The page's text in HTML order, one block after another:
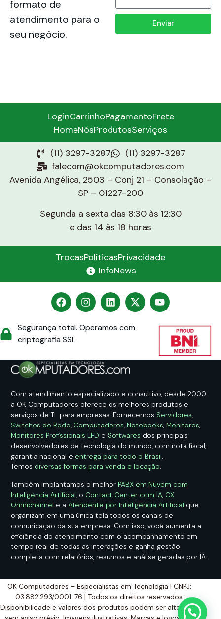
formato de
atendimento para o
seu negócio.
Enviar
LoginCarrinhoPagamentoFrete
HomeNósProdutosServiços
(11) 3297-3287
(11) 3297-3287
falecom@okcomputadores.com
Avenida Angélica, 2503 – Conj 21 – Consolação –
SP – 01227-200
Segunda a sexta das 8:30 às 12:30
e das 14 às 18 horas
TrocasPolíticasPrivacidade
InfoNews
Segurança total. Operamos com
criptografia SSL
Com atendimento especializado e consultivo, desde 2000
a OK Computadores oferece os melhores produtos e
serviços de TI para empresas. Fornecemos Servidores,
Switches de Rede, Computadores, Notebooks, Monitores,
Monitores Profissionais LFD e Softwares dos principais
desenvolvedores de tecnologia do mundo, com nota fiscal,
garantia nacional e entrega para todo o Brasil.
Temos diversas formas para venda e locação.
Também implantamos o melhor PABX em Nuvem com
Inteligência Artificial, o Contact Center com IA, CX
Omnichannel e aAtendente por Inteligência Artificial que
organizam em uma única tela todos os canais de
comunicação da sua empresa. Com isso, você aumenta a
eficiência do atendimento com o acompanhamento em
tempo real de todas as interações e ganha gestão
completa com relatórios, resumos e análise geradas por IA.
OK Computadores – Especialistas em Tecnologia | CNPJ:
03.882.293/0001-76 | Todos os direitos reservados.
Disponibilidade e valores dos produtos podem ser alterados